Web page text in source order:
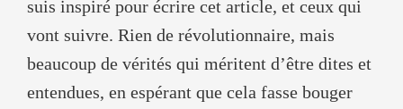
suis inspiré pour écrire cet article, et ceux qui
vont suivre. Rien de révolutionnaire, mais
beaucoup de vérités qui méritent d’être dites et
entendues, en espérant que cela fasse bouger